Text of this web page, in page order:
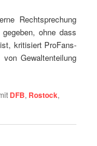
Rechtsprechung
ohne dass
kritisiert ProFans-
Gewaltenteilung
DFB, Rostock,